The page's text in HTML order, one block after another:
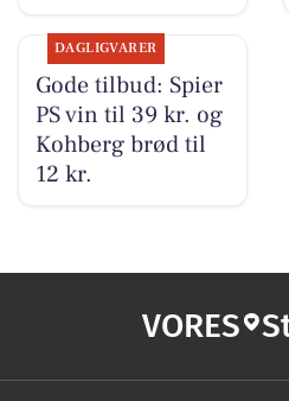
DAGLIGVARER
Gode tilbud: Spier
PS vin til 39 kr. og
Kohberg brød til
12 kr.
VORES